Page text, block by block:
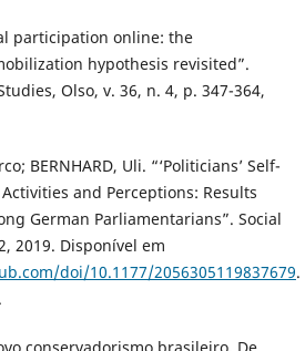
participation online: the
hypothesis revisited”.
Olso, v. 36, n. 4, p. 347-364,
BERNHARD, Uli. “‘Politicians’ Self-
and Perceptions: Results
German Parliamentarians”. Social
2019. Disponível em
doi/10.1177/2056305119837679.
conservadorismo brasileiro. De